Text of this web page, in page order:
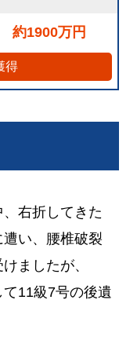
約1900万円
得
右折してきた
い、腰椎破裂
ましたが、
て11級7号の後遺